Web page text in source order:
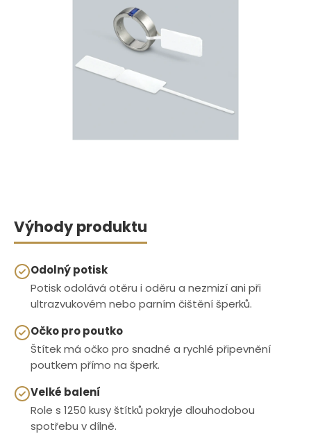
Výhody produktu
Odolný potisk
Potisk odolává otěru i oděru a nezmizí ani při
ultrazvukovém nebo parním čištění šperků.
Očko pro poutko
Štítek má očko pro snadné a rychlé připevnění
poutkem přímo na šperk.
Velké balení
Role s 1250 kusy štítků pokryje dlouhodobou
spotřebu v dílně.